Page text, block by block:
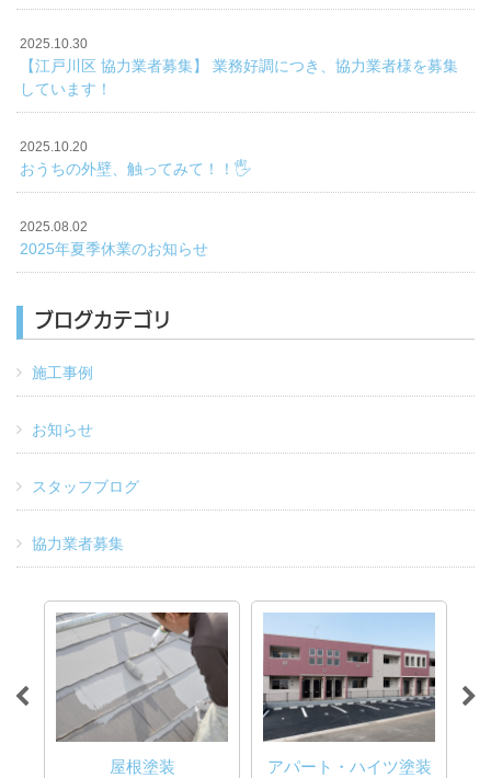
2025.10.30
【江戸川区 協力業者募集】 業務好調につき、協力業者様を募集
しています！
2025.10.20
おうちの外壁、触ってみて！！🖐️
2025.08.02
2025年夏季休業のお知らせ
ブログカテゴリ
施工事例
お知らせ
スタッフブログ
協力業者募集
屋根塗装 アパート・ハイツ塗装